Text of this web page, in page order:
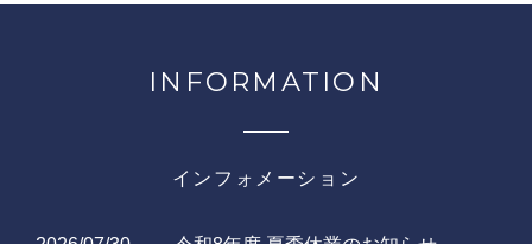
INFORMATION
インフォメーション